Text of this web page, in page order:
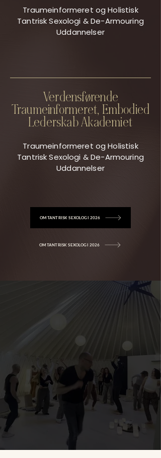
Traumeinformeret og Holistisk
Tantrisk Sexologi & De-Armouring
Uddannelser
Verdensførende
Traumeinformeret, Embodied
Lederskab Akademiet
Traumeinformeret og Holistisk
Tantrisk Sexologi & De-Armouring
Uddannelser
OM TANTRISK SEXOLOGI 2026
OM TANTRISK SEXOLOGI 2026